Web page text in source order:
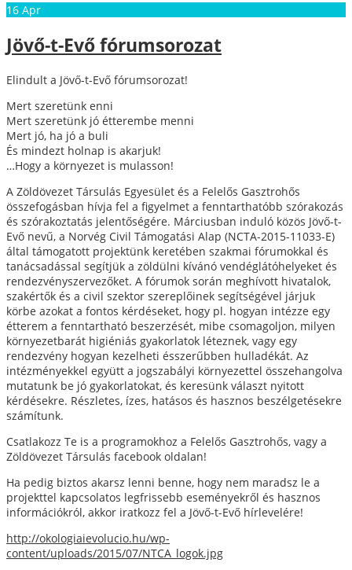
16 Apr
Jövő-t-Evő fórumsorozat
Elindult a Jövő-t-Evő fórumsorozat!
Mert szeretünk enni
Mert szeretünk jó étterembe menni
Mert jó, ha jó a buli
És mindezt holnap is akarjuk!
…Hogy a környezet is mulasson!
A Zöldövezet Társulás Egyesület és a Felelős Gasztrohős
összefogásban hívja fel a figyelmet a fenntarthatóbb szórakozás
és szórakoztatás jelentőségére. Márciusban induló közös Jövő-t-
Evő nevű, a Norvég Civil Támogatási Alap (NCTA-2015-11033-E)
által támogatott projektünk keretében szakmai fórumokkal és
tanácsadással segítjük a zöldülni kívánó vendéglátóhelyeket és
rendezvényszervezőket. A fórumok során meghívott hivatalok,
szakértők és a civil szektor szereplőinek segítségével járjuk
körbe azokat a fontos kérdéseket, hogy pl. hogyan intézze egy
étterem a fenntartható beszerzését, mibe csomagoljon, milyen
környezetbarát higiéniás gyakorlatok léteznek, vagy egy
rendezvény hogyan kezelheti ésszerűbben hulladékát. Az
intézményekkel együtt a jogszabályi környezettel összehangolva
mutatunk be jó gyakorlatokat, és keresünk választ nyitott
kérdésekre. Részletes, ízes, hatásos és hasznos beszélgetésekre
számítunk.
Csatlakozz Te is a programokhoz a Felelős Gasztrohős, vagy a
Zöldövezet Társulás facebook oldalan!
Ha pedig biztos akarsz lenni benne, hogy nem maradsz le a
projekttel kapcsolatos legfrissebb eseményekről és hasznos
információkról, akkor iratkozz fel a Jövő-t-Evő hírlevelére!
http://okologiaievolucio.hu/wp-
content/uploads/2015/07/NTCA_logok.jpg